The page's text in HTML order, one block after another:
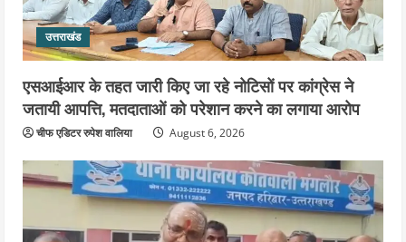
उत्तराखंड
एसआईआर के तहत जारी किए जा रहे नोटिसों पर कांग्रेस ने
जतायी आपत्ति, मतदाताओं को परेशान करने का लगाया आरोप
चीफ एडिटर रुपेश वालिया August 6, 2026